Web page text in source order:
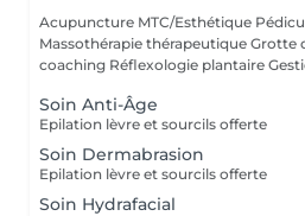
Acupuncture MTC/Esthétique
Massothérapie thérapeutique Grotte
coaching Réflexologie plantaire
Soin Anti-Âge
Epilation lèvre et sourcils offerte
Soin Dermabrasion
Epilation lèvre et sourcils offerte
Soin Hydrafacial